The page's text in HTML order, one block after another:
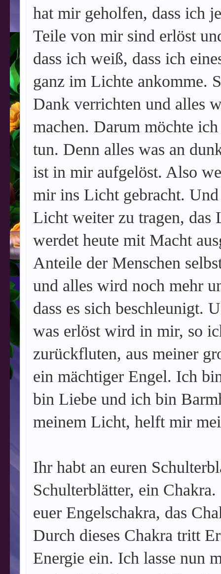
hat mir geholfen, dass ich
Teile von mir sind erlöst
dass ich weiß, dass ich
ganz im Lichte ankomme.
Dank verrichten und alles
machen. Darum möchte
tun. Denn alles was an
ist in mir aufgelöst. Also
mir ins Licht gebracht.
Licht weiter zu tragen, das
werdet heute mit Macht
Anteile der Menschen
und alles wird noch mehr
dass es sich beschleunigt.
was erlöst wird in mir, so
zurückfluten, aus meiner
ein mächtiger Engel. Ich
bin Liebe und ich bin
meinem Licht, helft mir
Ihr habt an euren
Schulterblätter, ein
euer Engelschakra, das
Durch dieses Chakra tritt
Energie ein. Ich lasse nun